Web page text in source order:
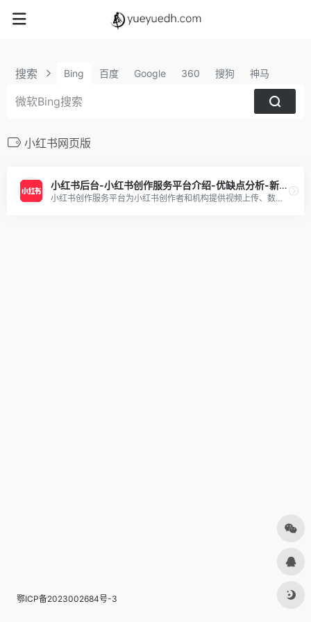
搜索 Bing 百度 Google 360 搜狗 神马
小红书网页版
小红书后台-小红书创作服务平台介绍-优缺点分析-新手攻略
小红书创作服务平台为小红书创作者和机构提供视频上传、数据分析、粉丝管理、创作指导等多项运营服务，助力用户解锁更多创作者专属功能，体验高效创作！
鄂ICP备2023002684号-3